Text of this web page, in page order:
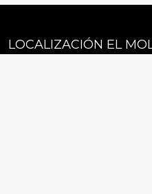
LOCALIZACIÓN EL